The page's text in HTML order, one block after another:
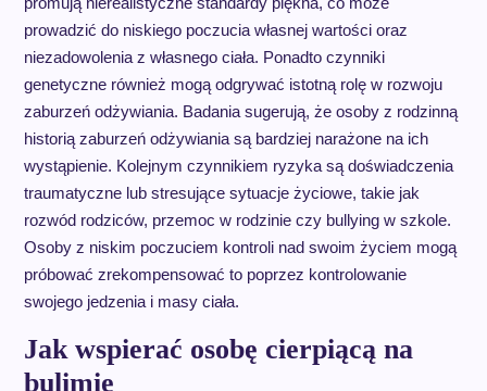
prowadzić do niskiego poczucia własnej wartości oraz
niezadowolenia z własnego ciała. Ponadto czynniki
genetyczne również mogą odgrywać istotną rolę w rozwoju
zaburzeń odżywiania. Badania sugerują, że osoby z rodzinną
historią zaburzeń odżywiania są bardziej narażone na ich
wystąpienie. Kolejnym czynnikiem ryzyka są doświadczenia
traumatyczne lub stresujące sytuacje życiowe, takie jak
rozwód rodziców, przemoc w rodzinie czy bullying w szkole.
Osoby z niskim poczuciem kontroli nad swoim życiem mogą
próbować zrekompensować to poprzez kontrolowanie
swojego jedzenia i masy ciała.
Jak wspierać osobę cierpiącą na
bulimię